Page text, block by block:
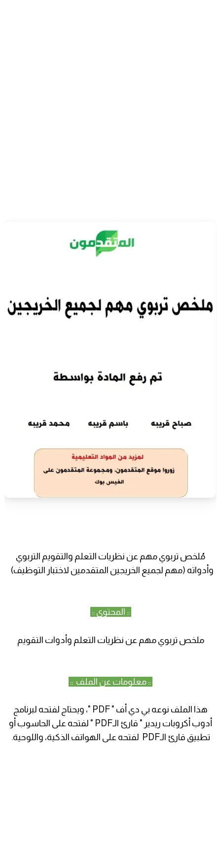
مُلخص تربوي مهم عن نظريات التعلم والتقويم التربوي
وأدواته (مهم لجميع الخريجين المتقدمين لاختبار التوظيف)
:: المحتوى ::
ملخص تربوي مهم عن نظريات التعلم وأدوات التقويم
:: معلومات عن الملف ::
هذا الملف نوعه بي دي أف " PDF "، ويحتاج لفتحه لبرنامج
أدوب أكروبات ريدير " قارئ الـPDF " لفتحه على الحاسوب أو
تطبيق قارئ الـPDF لفتحه على الهواتف الذكية، واللوحية.